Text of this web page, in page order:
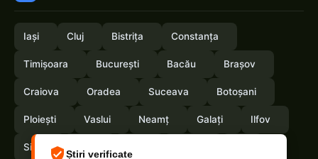
Știri verificate
Iași Cluj Bistrița Constanța
Timișoara București Bacău Brașov
Craiova Oradea Suceava Botoșani
Ploiești Vaslui Neamț Galați Ilfov
Sibiu